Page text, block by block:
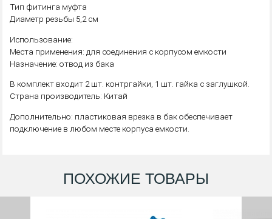
Тип фитинга муфта
Диаметр резьбы 5,2 см
Использование:
Места применения: для соединения с корпусом емкости
Назначение: отвод из бака
В комплект входит 2 шт. контргайки, 1 шт. гайка с заглушкой.
Страна производитель: Китай
Дополнительно: пластиковая врезка в бак обеспечивает
подключение в любом месте корпуса емкости.
ПОХОЖИЕ ТОВАРЫ